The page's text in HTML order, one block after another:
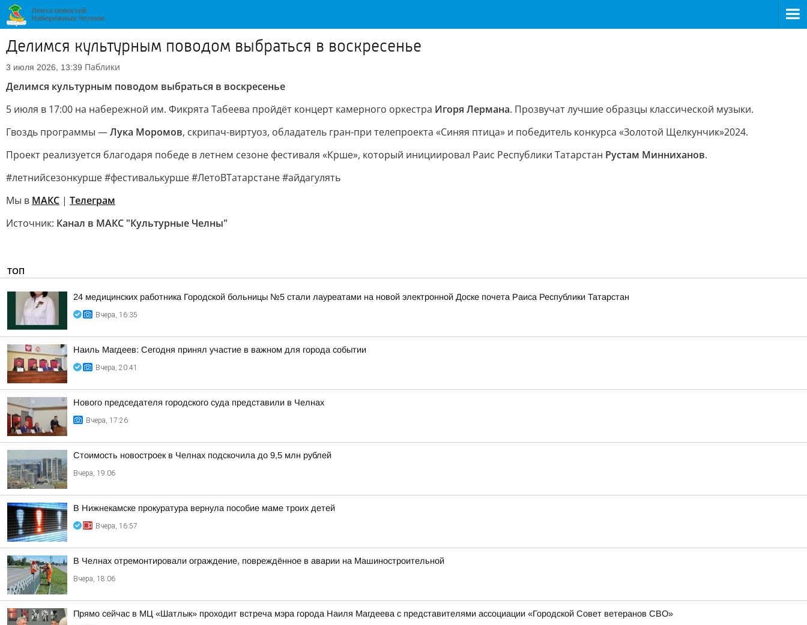
Делимся культурным поводом выбраться в воскресенье
3 июля 2026, 13:39 Паблики
Делимся культурным поводом выбраться в воскресенье
5 июля в 17:00 на набережной им. Фикрята Табеева пройдёт концерт камерного оркестра Игоря Лермана. Прозвучат лучшие образцы классической музыки.
Гвоздь программы —Лука Моромов, скрипач-виртуоз, обладатель гран-при телепроекта «Синяя птица» и победитель конкурса «Золотой Щелкунчик»2024.
Проект реализуется благодаря победе в летнем сезоне фестиваля «Крше», который инициировал Раис Республики Татарстан Рустам Минниханов.
#летнийсезонкурше #фестивалькурше #ЛетоВТатарстане #айдагулять
Мы в МАКС | Телеграм
Источник: Канал в МАКС "Культурные Челны"
ТОП
24 медицинских работника Городской больницы №5 стали лауреатами на новой электронной Доске почета Раиса Республики Татарстан
Вчера, 16:35
Наиль Магдеев: Сегодня принял участие в важном для города событии
Вчера, 20:41
Нового председателя городского суда представили в Челнах
Вчера, 17:26
Стоимость новостроек в Челнах подскочила до 9,5 млн рублей
Вчера, 19:06
В Нижнекамске прокуратура вернула пособие маме троих детей
Вчера, 16:57
В Челнах отремонтировали ограждение, повреждённое в аварии на Машиностроительной
Вчера, 18:06
Прямо сейчас в МЦ «Шатлык» проходит встреча мэра города Наиля Магдеева с представителями ассоциации «Городской Совет ветеранов СВО»